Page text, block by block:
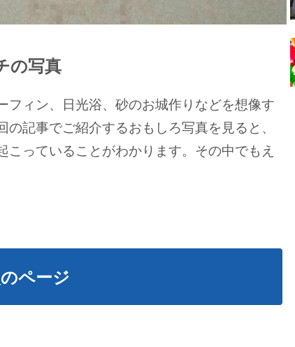
の写真
ィン、日光浴、砂のお城作りなどを想像す
記事でご紹介するおもしろ写真を見ると、
っていることがわかります。その中でもえ
ページ